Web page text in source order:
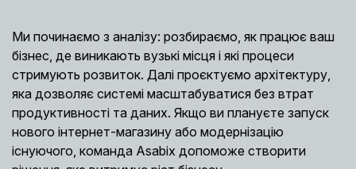
Ми починаємо з аналізу: розбираємо, як працює ваш
бізнес, де виникають вузькі місця і які процеси
стримують розвиток. Далі проєктуємо архітектуру,
яка дозволяє системі масштабуватися без втрат
продуктивності та даних. Якщо ви плануєте запуск
нового інтернет-магазину або модернізацію
існуючого, команда Asabix допоможе створити